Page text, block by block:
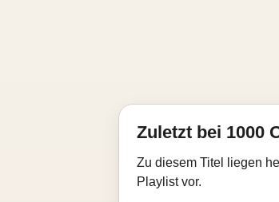
Zuletzt bei 1000
Zu diesem Titel liegen
Playlist vor.